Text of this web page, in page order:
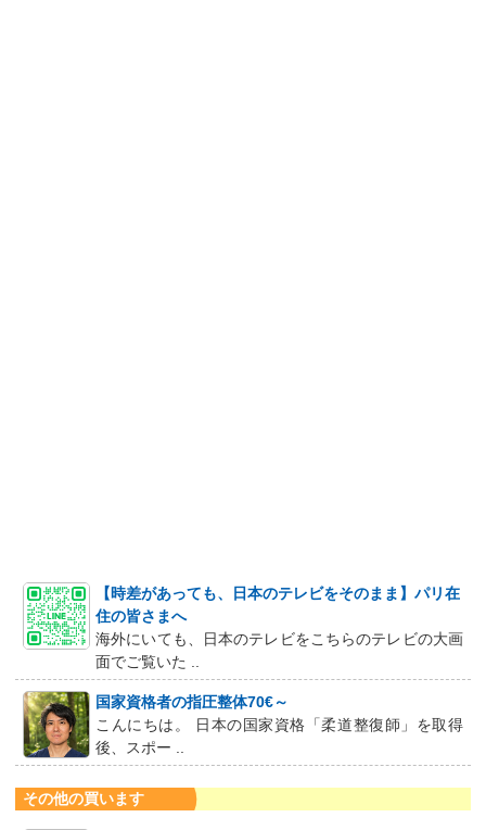
【時差があっても、日本のテレビをそのまま】パリ在
住の皆さまへ
海外にいても、日本のテレビをこちらのテレビの大画
面でご覧いた ..
国家資格者の指圧整体70€～
こんにちは。 日本の国家資格「柔道整復師」を取得
後、スポー ..
その他の買います